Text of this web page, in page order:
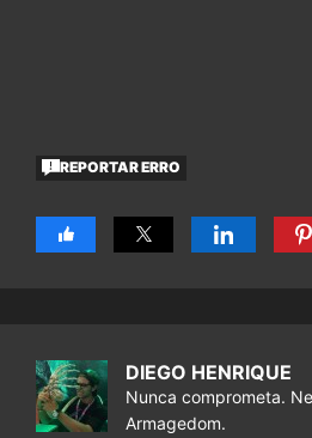
REPORTAR ERRO
DIEGO HENRIQUE
Nunca comprometa.
Armagedom.